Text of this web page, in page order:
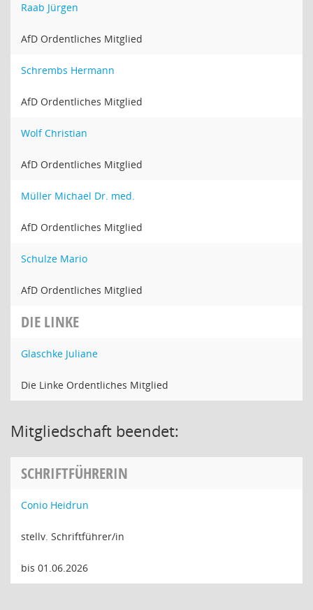
Raab Jürgen
AfD Ordentliches Mitglied
Schrembs Hermann
AfD Ordentliches Mitglied
Wolf Christian
AfD Ordentliches Mitglied
Müller Michael Dr. med.
AfD Ordentliches Mitglied
Schulze Mario
AfD Ordentliches Mitglied
DIE LINKE
Glaschke Juliane
Die Linke Ordentliches Mitglied
Mitgliedschaft beendet:
SCHRIFTFÜHRERIN
Conio Heidrun
stellv. Schriftführer/in
bis 01.06.2026